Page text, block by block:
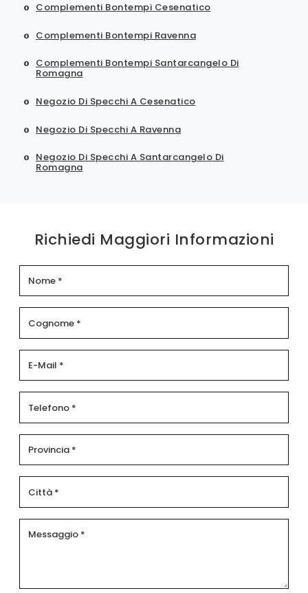
Complementi Bontempi Cesenatico
Complementi Bontempi Ravenna
Complementi Bontempi Santarcangelo Di
Romagna
Negozio Di Specchi A Cesenatico
Negozio Di Specchi A Ravenna
Negozio Di Specchi A Santarcangelo Di
Romagna
Richiedi Maggiori Informazioni